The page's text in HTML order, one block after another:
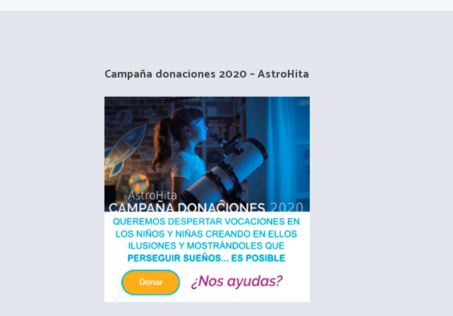
Campaña donaciones 2020 – AstroHita